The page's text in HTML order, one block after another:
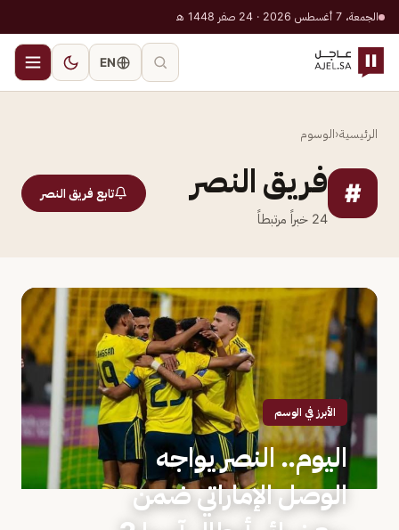
الجمعة، 7 أغسطس 2026 · 24 صفر 1448 هـ
EN
الرئيسية‹الوسوم
# فريق النصر
24 خبراً مرتبطاً
تابع فريق النصر
الأبرز في الوسم
اليوم.. النصر يواجه
الوصل الإماراتي ضمن